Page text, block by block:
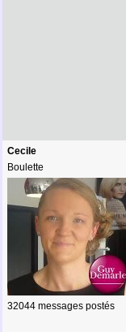
Cecile
Boulette
32044 messages postés